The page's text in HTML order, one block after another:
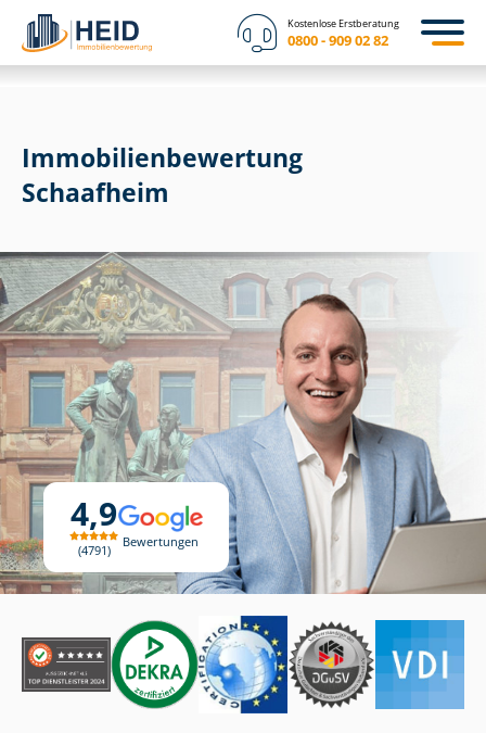
Kostenlose Erstberatung
0800 - 909 02 82
4,9
4791
Bewertungen
Immobilien­bewertung
Schaafheim